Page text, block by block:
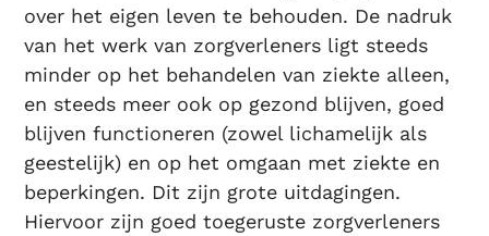
over het eigen leven te behouden. De nadruk
van het werk van zorgverleners ligt steeds
minder op het behandelen van ziekte alleen,
en steeds meer ook op gezond blijven, goed
blijven functioneren (zowel lichamelijk als
geestelijk) en op het omgaan met ziekte en
beperkingen. Dit zijn grote uitdagingen.
Hiervoor zijn goed toegeruste zorgverleners